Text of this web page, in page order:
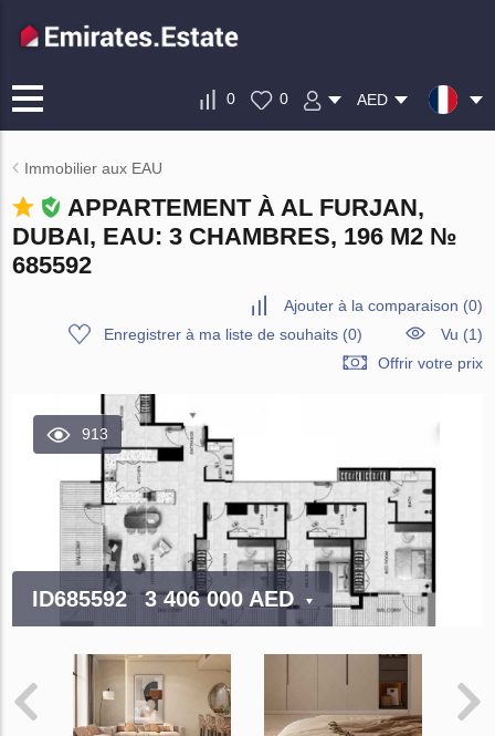
0 0 AED
Immobilier aux EAU
APPARTEMENT À AL FURJAN,
DUBAI, EAU: 3 CHAMBRES, 196 M2 №
685592
Ajouter à la comparaison (0)
Enregistrer à ma liste de souhaits(0)
Vu (1)
Offrir votre prix
913
ID685592 3 406 000 AED